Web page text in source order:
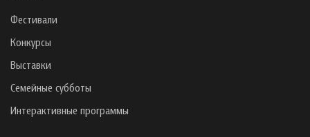
Фестивали
Конкурсы
Выставки
Семейные субботы
Интерактивные программы